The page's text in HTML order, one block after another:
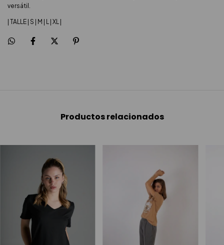
versátil.
| TALLE | S | M | L | XL |
Productos relacionados